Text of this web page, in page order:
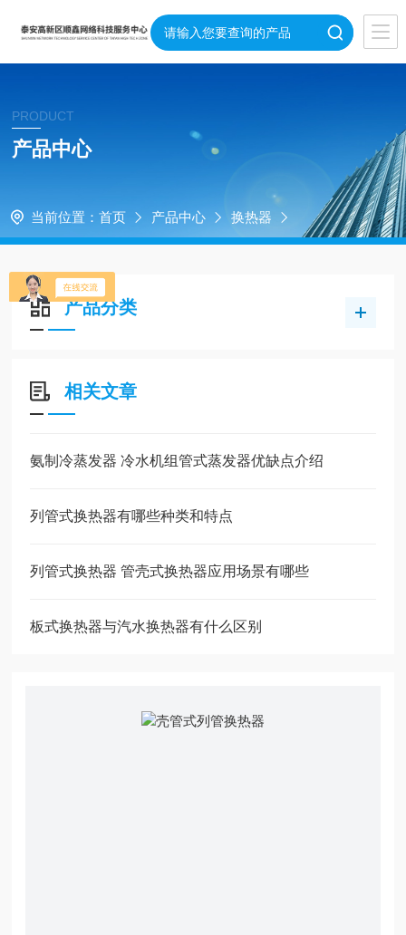
PRODUCT
产品中心
当前位置： 首页 产品中心 换热器
产品分类
相关文章
氨制冷蒸发器 冷水机组管式蒸发器优缺点介绍
列管式换热器有哪些种类和特点
列管式换热器 管壳式换热器应用场景有哪些
板式换热器与汽水换热器有什么区别